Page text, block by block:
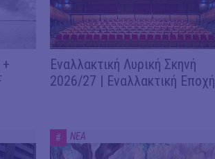
Εναλλακτική Λυρική Σκηνή
2026/27 | Εναλλακτική Εποχή
# ΝΕΑ